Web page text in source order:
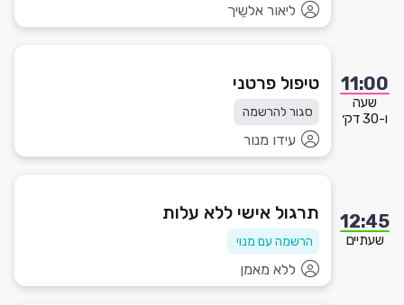
ליאור אלשֵיך
11:00
שעה
ו-30 דק׳
טיפול פרטני
סגור להרשמה
עידו מנור
12:45
שעתיים
תרגול אישי ללא עלות
הרשמה עם מנוי
ללא מאמן